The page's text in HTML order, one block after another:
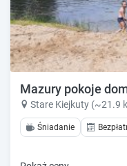
Mazury pokoje
Stare Kiejkuty (~21.9
Śniadanie